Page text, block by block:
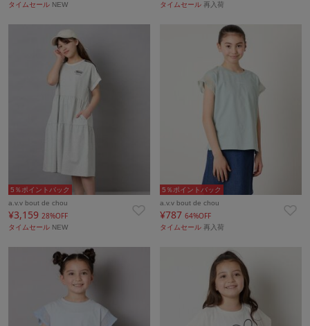
タイムセール NEW タイムセール再入荷
5％ポイントバック
a.v.v bout de chou
¥3,159 28%OFF
タイムセール NEW
5％ポイントバック
a.v.v bout de chou
¥78764%OFF
タイムセール再入荷